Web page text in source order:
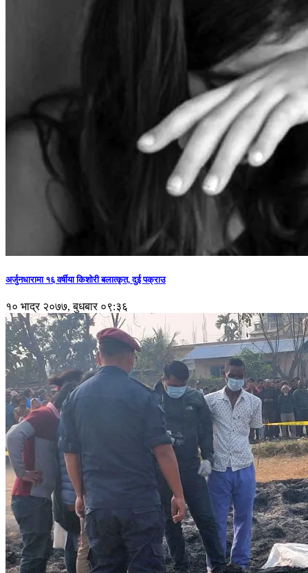
अर्जुनधारामा १६ वर्षीया किशोरी बलात्कृत, दुई पक्राउ
१० भाद्र २०७७, बुधबार ०९:३६